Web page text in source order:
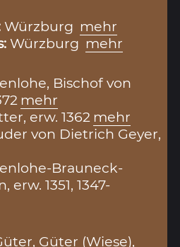
Würzburg mehr
Würzburg mehr
Bischof von
mehr
erw. 1362 mehr
von Dietrich Geyer,
Brauneck-
1351, 1347-
, Güter (Wiese),